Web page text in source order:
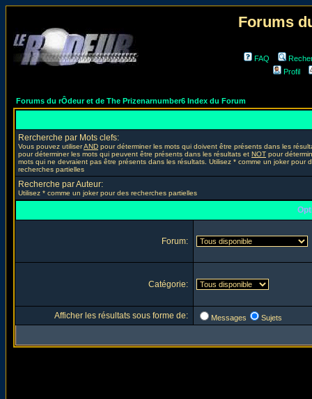
Forums
FAQ
Profil
Forums du rÔdeur et de The Prizenarnumber6 Index du Forum
Rercherche par Mots clefs:
Vous pouvez utiliserAND pour déterminer les mots qui doivent être présents dans les
pour déterminer les mots qui peuvent être présents dans les résultats et NOT pour
mots qui ne devraient pas être présents dans les résultats. Utilisez * comme un joker pour
recherches partielles
Recherche par Auteur:
Utilisez * comme un joker pour des recherches partielles
Forum:
Catégorie:
Afficher les résultats sous forme de: Messages Sujets